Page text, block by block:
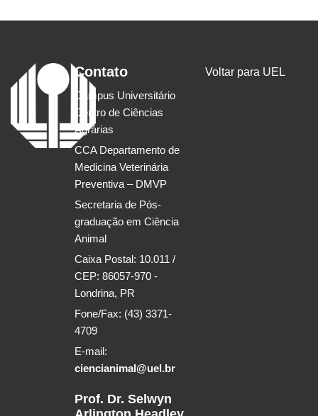
Contato
Campus Universitário
Centro de Ciências
Agrárias
CCA Departamento de
Medicina Veterinária
Preventiva – DMVP
Secretaria de Pós-
graduação em Ciência
Animal
Caixa Postal: 10.011 /
CEP: 86057-970 -
Londrina, PR
Fone/Fax: (43) 3371-
4709
E-mail:
ciencianimal@uel.br
Prof. Dr. Selwyn
Voltar para UEL